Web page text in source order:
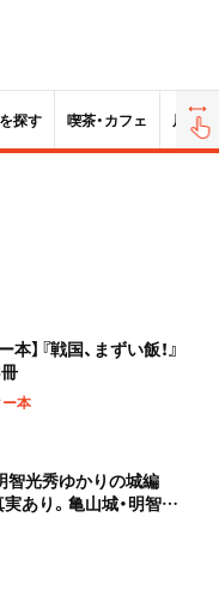
探す 喫茶・カフェ 居酒屋
】『戦国、まずい飯！』
本
智光秀ゆかりの城編
り。亀山城・明智越